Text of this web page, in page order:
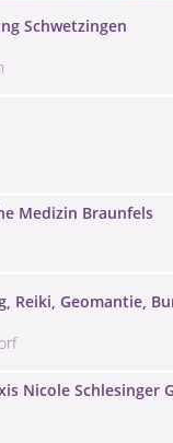
Schwetzingen
Medizin Braunfels
Reiki, Geomantie,
Nicole Schlesinger